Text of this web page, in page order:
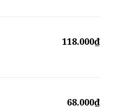
118.000₫
68.000₫